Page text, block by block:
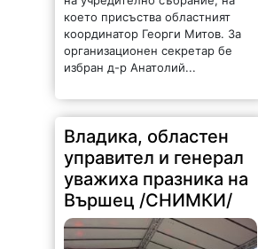
което присъства областният
координатор Георги Митов. За
организационен секретар бе
избран д-р Анатолий...
Владика, областен
управител и генерал
уважиха празника на
Вършец /СНИМКИ/